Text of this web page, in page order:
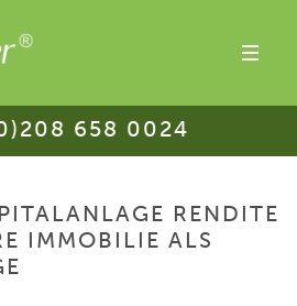
658 0024
RENDITE
IMMOBILIE ALS